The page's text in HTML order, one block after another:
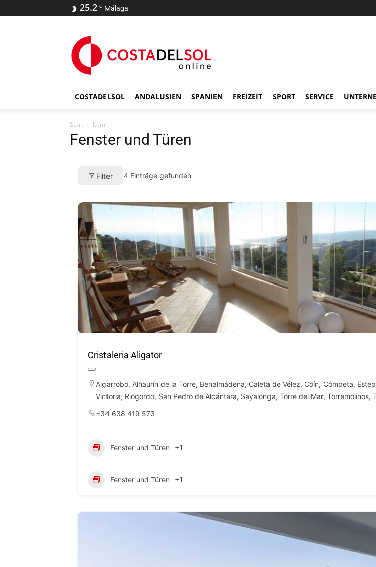
25.2 C Málaga
COSTADELSOL ANDALUSIEN SPANIEN FREIZEIT SPORT SERVICE
Start Item
Fenster und Türen
Filter 4 Einträge gefunden
Cristaleria Aligator
Algarrobo, Alhaurín de la Torre, Benalmádena, Caleta de Vélez, Coín, Cómpeta,
Victoria, Riogordo, San Pedro de Alcántara, Sayalonga, Torre del Mar, Torremolinos,
+34 638 419 573
Fenster und Türen +1
Fenster und Türen +1